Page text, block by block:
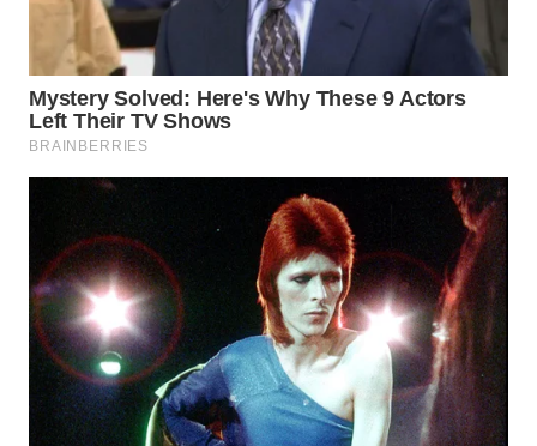
WN
LIKUPANG
WN
LABUANBAJO
WN
Wahana
Media
Group
WAHANA
NEWS